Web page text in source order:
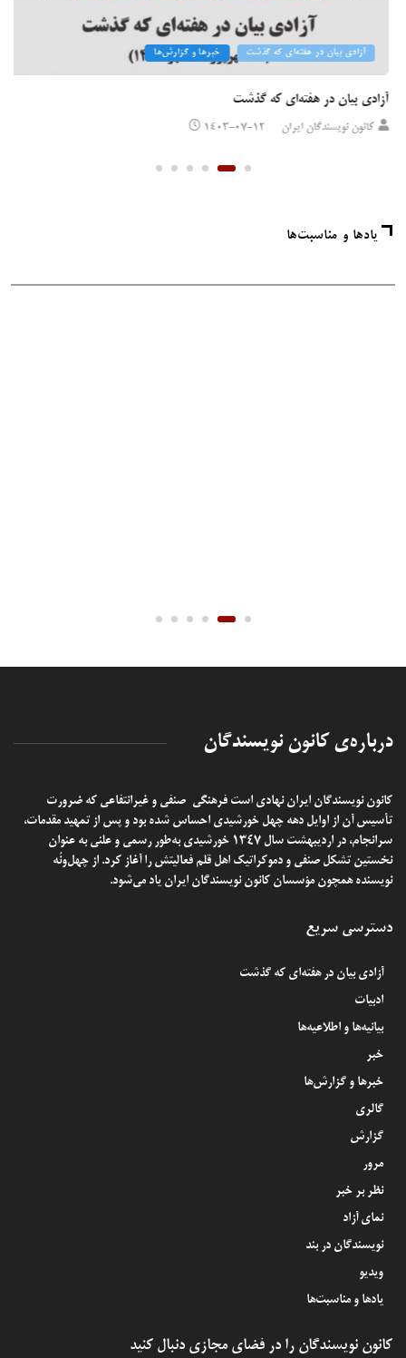
آزادی بیان در هفته‌ای که گذشت خبرها و گزارش‌ها
آزادی بیان در هفته‌ای که گذشت
کانون نویسندگان ایران ۱۴۰۳-۰۷-۱۲
یادها و مناسبت‌ها
درباره‌ی کانون نویسندگان
کانون نویسندگان ایران نهادی است فرهنگی-صنفی و غیرانتفاعی که ضرورت
تأسیس آن از اوایل دهه چهل خورشیدی احساس شده بود و پس از تمهید مقدمات،
سرانجام، در اردیبهشت سال ۱۳۴۷ خورشیدی به‌طور رسمی و علنی به عنوان
نخستین تشکل صنفی و دموکراتیک اهل قلم فعالیتش را آغاز کرد. از چهل‌ونُه
نویسنده همچون مؤسسان کانون نویسندگان ایران یاد می‌شود.
دسترسی سریع
آزادی بیان در هفته‌ای که گذشت
ادبیات
بیانیه‌ها و اطلاعیه‌ها
خبر
خبرها و گزارش‌ها
گالری
گزارش
مرور
نظر بر خبر
نمای آزاد
نویسندگان در بند
ویدیو
یادها و مناسبت‌ها
کانون نویسندگان را در فضای مجازی دنبال کنید